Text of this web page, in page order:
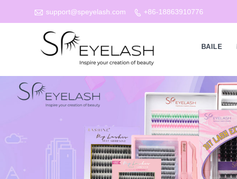
 support@speyelash.com  +86-18863910776
BAILE